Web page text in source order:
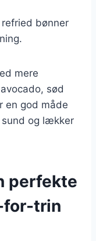
bønner
mere
sød
en god måde
sund og lækker
perfekte
for-trin